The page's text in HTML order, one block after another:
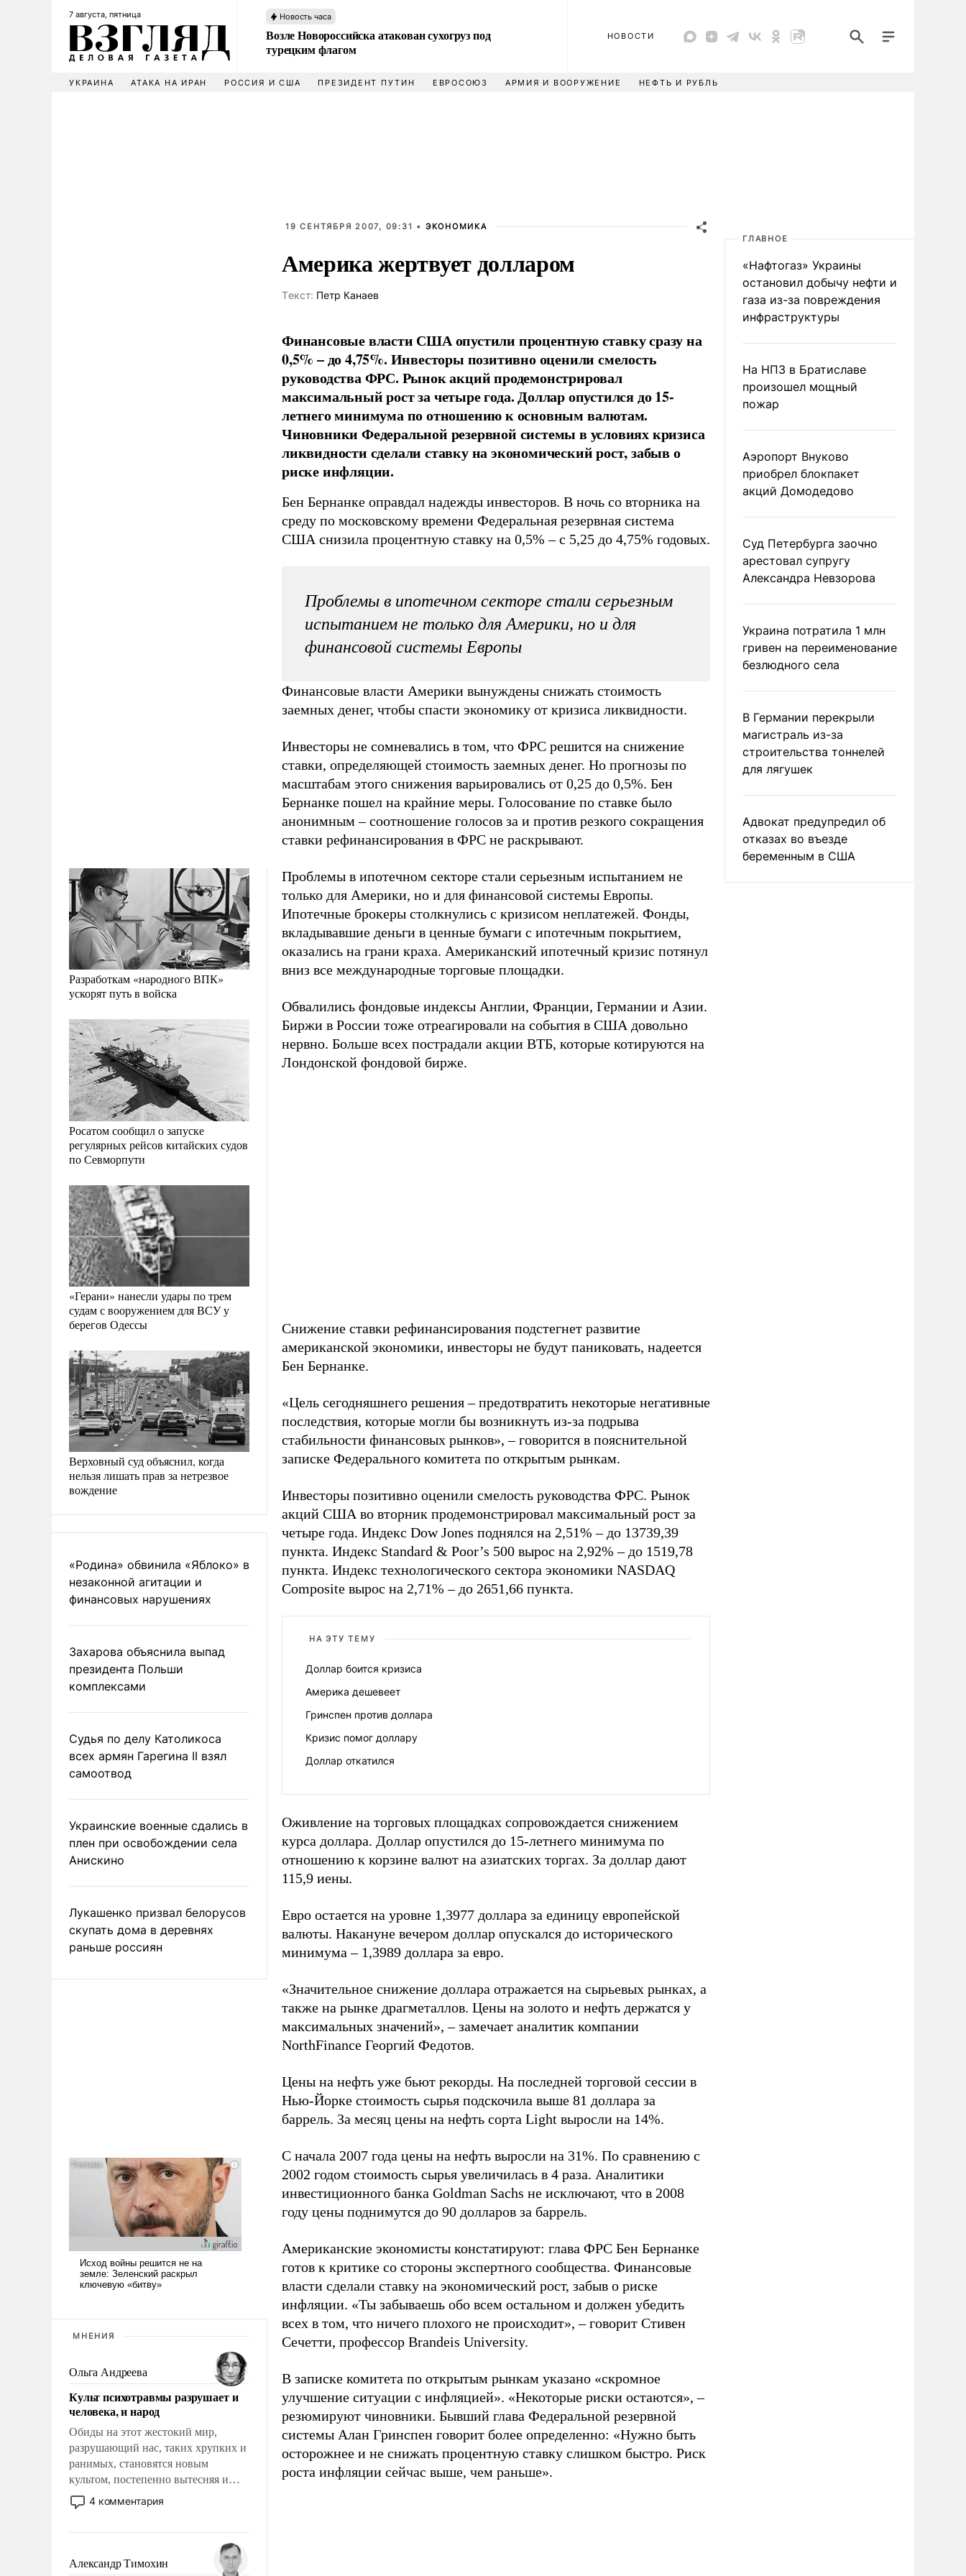
7 августа, пятница Новость часа
Возле Новороссийска атакован сухогруз под
турецким флагом
НОВОСТИ
УКРАИНА АТАКА НА ИРАН РОССИЯ И США ПРЕЗИДЕНТ ПУТИН ЕВРОСОЮЗ АРМИЯ И ВООРУЖЕНИЕ НЕФТЬ И РУБЛЬ
Разработкам «народного ВПК»
ускорят путь в войска
Росатом сообщил о запуске
регулярных рейсов китайских судов
по Севморпути
«Герани» нанесли удары по трем
судам с вооружением для ВСУ у
берегов Одессы
Верховный суд объяснил, когда
нельзя лишать прав за нетрезвое
вождение
«Родина» обвинила «Яблоко» в
незаконной агитации и
финансовых нарушениях
Захарова объяснила выпад
президента Польши
комплексами
Судья по делу Католикоса
всех армян Гарегина II взял
самоотвод
Украинские военные сдались в
плен при освобождении села
Анискино
Лукашенко призвал белорусов
скупать дома в деревнях
раньше россиян
МНЕНИЯ
Ольга Андреева
Культ психотравмы разрушает и
человека, и народ
Обиды на этот жестокий мир,
разрушающий нас, таких хрупких и
ранимых, становятся новым
культом, постепенно вытесняя и
отменяя традиционное требование к
человеку – быть мужественным и
на себя ответственность, помогать
слабым, идти вперед и
4 комментария
Александр Тимохин
19 СЕНТЯБРЯ 2007, 09:31 • ЭКОНОМИКА
Америка жертвует долларом
Tекст: Петр Канаев
Финансовые власти США опустили процентную ставку сразу на
0,5% – до 4,75%. Инвесторы позитивно оценили смелость
руководства ФРС. Рынок акций продемонстрировал
максимальный рост за четыре года. Доллар опустился до 15-
летнего минимума по отношению к основным валютам.
Чиновники Федеральной резервной системы в условиях кризиса
ликвидности сделали ставку на экономический рост, забыв о
риске инфляции.
Бен Бернанке оправдал надежды инвесторов. В ночь со вторника на
среду по московскому времени Федеральная резервная система
США снизила процентную ставку на 0,5% – с 5,25 до 4,75% годовых.
Проблемы в ипотечном секторе стали серьезным
испытанием не только для Америки, но и для
финансовой системы Европы
Финансовые власти Америки вынуждены снижать стоимость
заемных денег, чтобы спасти экономику от кризиса ликвидности.
Инвесторы не сомневались в том, что ФРС решится на снижение
ставки, определяющей стоимость заемных денег. Но прогнозы по
масштабам этого снижения варьировались от 0,25 до 0,5%. Бен
Бернанке пошел на крайние меры. Голосование по ставке было
анонимным – соотношение голосов за и против резкого сокращения
ставки рефинансирования в ФРС не раскрывают.
Проблемы в ипотечном секторе стали серьезным испытанием не
только для Америки, но и для финансовой системы Европы.
Ипотечные брокеры столкнулись с кризисом неплатежей. Фонды,
вкладывавшие деньги в ценные бумаги с ипотечным покрытием,
оказались на грани краха. Американский ипотечный кризис потянул
вниз все международные торговые площадки.
Обвалились фондовые индексы Англии, Франции, Германии и Азии.
Биржи в России тоже отреагировали на события в США довольно
нервно. Больше всех пострадали акции ВТБ, которые котируются на
Лондонской фондовой бирже.
Снижение ставки рефинансирования подстегнет развитие
американской экономики, инвесторы не будут паниковать, надеется
Бен Бернанке.
«Цель сегодняшнего решения – предотвратить некоторые негативные
последствия, которые могли бы возникнуть из-за подрыва
стабильности финансовых рынков», – говорится в пояснительной
записке Федерального комитета по открытым рынкам.
Инвесторы позитивно оценили смелость руководства ФРС. Рынок
акций США во вторник продемонстрировал максимальный рост за
четыре года. Индекс Dow Jones поднялся на 2,51% – до 13739,39
пункта. Индекс Standard & Poor’s 500 вырос на 2,92% – до 1519,78
пункта. Индекс технологического сектора экономики NASDAQ
Composite вырос на 2,71% – до 2651,66 пункта.
НА ЭТУ ТЕМУ
Доллар боится кризиса
Америка дешевеет
Гринспен против доллара
Кризис помог доллару
Доллар откатился
Оживление на торговых площадках сопровождается снижением
курса доллара. Доллар опустился до 15-летнего минимума по
отношению к корзине валют на азиатских торгах. За доллар дают
115,9 иены.
Евро остается на уровне 1,3977 доллара за единицу европейской
валюты. Накануне вечером доллар опускался до исторического
минимума – 1,3989 доллара за евро.
«Значительное снижение доллара отражается на сырьевых рынках, а
также на рынке драгметаллов. Цены на золото и нефть держатся у
максимальных значений», – замечает аналитик компании
NorthFinance Георгий Федотов.
Цены на нефть уже бьют рекорды. На последней торговой сессии в
Нью-Йорке стоимость сырья подскочила выше 81 доллара за
баррель. За месяц цены на нефть сорта Light выросли на 14%.
С начала 2007 года цены на нефть выросли на 31%. По сравнению с
2002 годом стоимость сырья увеличилась в 4 раза. Аналитики
инвестиционного банка Goldman Sachs не исключают, что в 2008
году цены поднимутся до 90 долларов за баррель.
Американские экономисты констатируют: глава ФРС Бен Бернанке
готов к критике со стороны экспертного сообщества. Финансовые
власти сделали ставку на экономический рост, забыв о риске
инфляции. «Ты забываешь обо всем остальном и должен убедить
всех в том, что ничего плохого не происходит», – говорит Стивен
Сечетти, профессор Brandeis University.
В записке комитета по открытым рынкам указано «скромное
улучшение ситуации с инфляцией». «Некоторые риски остаются», –
резюмируют чиновники. Бывший глава Федеральной резервной
системы Алан Гринспен говорит более определенно: «Нужно быть
осторожнее и не снижать процентную ставку слишком быстро. Риск
роста инфляции сейчас выше, чем раньше».
ГЛАВНОЕ
«Нафтогаз» Украины
остановил добычу нефти и
газа из-за повреждения
инфраструктуры
На НПЗ в Братиславе
произошел мощный
пожар
Аэропорт Внуково
приобрел блокпакет
акций Домодедово
Суд Петербурга заочно
арестовал супругу
Александра Невзорова
Украина потратила 1 млн
гривен на переименование
безлюдного села
В Германии перекрыли
магистраль из-за
строительства тоннелей
для лягушек
Адвокат предупредил об
отказах во въезде
беременным в США